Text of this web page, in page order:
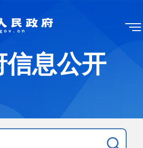
信息公开